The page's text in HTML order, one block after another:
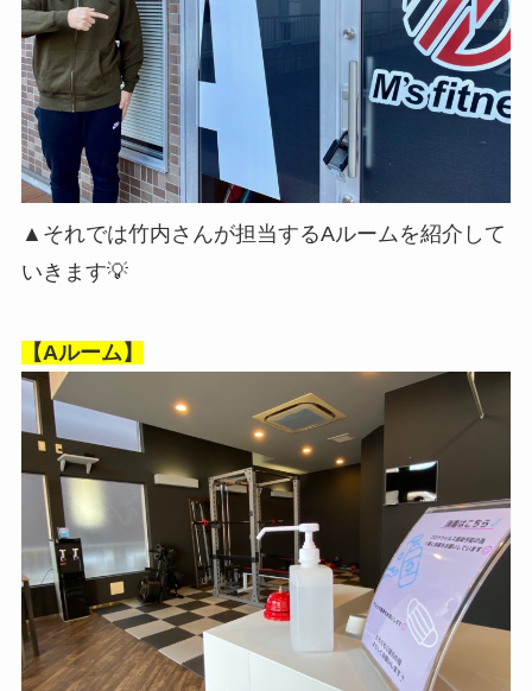
▲それでは竹内さんが担当するAルームを紹介して
いきます💡
【Aルーム】